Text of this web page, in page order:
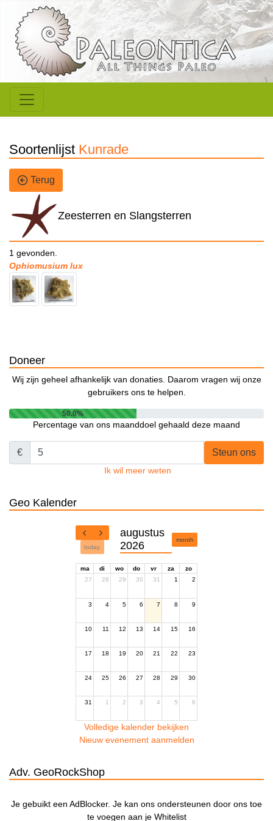
Soortenlijst Kunrade
Terug
Zeesterren en Slangsterren
1 gevonden.
Ophiomusium lux
Doneer
Wij zijn geheel afhankelijk van donaties. Daarom vragen wij onze
gebruikers ons te helpen.
50.0%
Percentage van ons maanddoel gehaald deze maand
€ Steun ons
Ik wil meer weten
Geo Kalender
today
augustus
2026
month
ma di wo do vr za
zo
27
28 29 30 31 1 2
3 4 5 6 7 8 9
10 11 12 13 14 15 16
17 18 19 20 21 22 23
24 25 26 27 28 29 30
31 1 2 3 4 5 6
Volledige kalender bekijken
Nieuw evenement aanmelden
Adv. GeoRockShop
Je gebuikt een AdBlocker. Je kan ons ondersteunen door ons toe
te voegen aan je Whitelist